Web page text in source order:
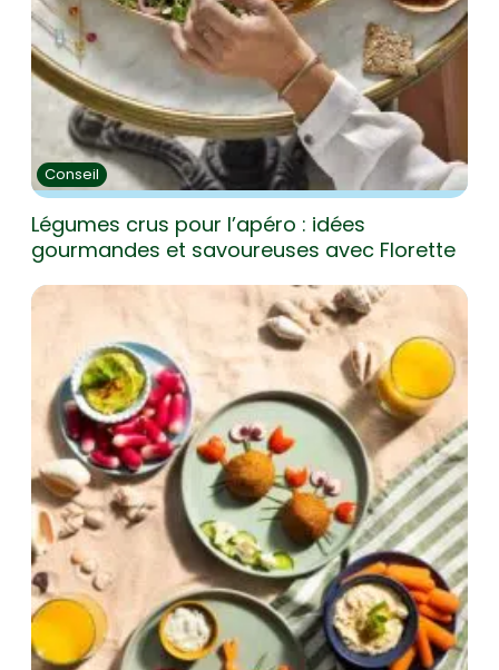
Conseil
Légumes crus pour l’apéro : idées
gourmandes et savoureuses avec Florette